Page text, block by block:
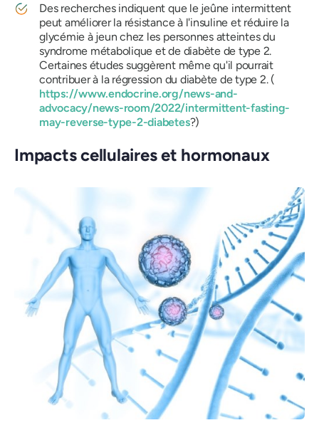
Des recherches indiquent que le jeûne intermittent
peut améliorer la résistance à l'insuline et réduire la
glycémie à jeun chez les personnes atteintes du
syndrome métabolique et de diabète de type 2.
Certaines études suggèrent même qu'il pourrait
contribuer à la régression du diabète de type 2. (
https://www.endocrine.org/news-and-
advocacy/news-room/2022/intermittent-fasting-
may-reverse-type-2-diabetes?)
Impacts cellulaires et hormonaux